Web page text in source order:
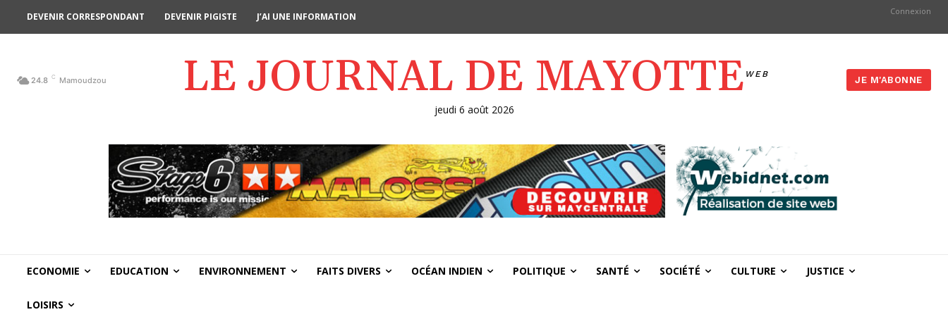
DEVENIR CORRESPONDANT DEVENIR PIGISTE J’AI UNE INFORMATION Connexion
24.8 C Mamoudzou LE JOURNAL DE MAYOTTE WEB
JE M'ABONNE
jeudi 6 août 2026
ECONOMIE EDUCATION ENVIRONNEMENT FAITS DIVERS OCÉAN INDIEN POLITIQUE SANTÉ SOCIÉTÉ CULTURE JUSTICE
LOISIRS